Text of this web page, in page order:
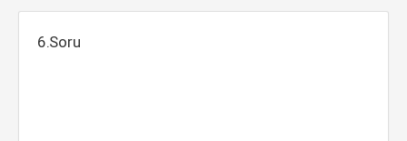
6.Soru